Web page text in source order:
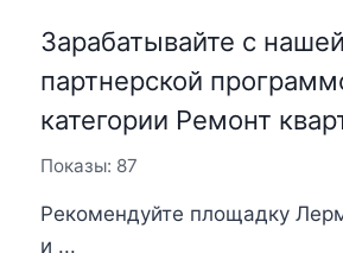
Зарабатывайте с нашей
партнерской
категории Ремонт
Показы: 87
Рекомендуйте площадку
и ...